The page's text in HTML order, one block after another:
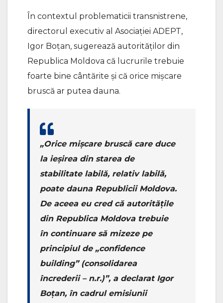
În contextul problematicii transnistrene,
directorul executiv al Asociației ADEPT,
Igor Boțan, sugerează autorităților din
Republica Moldova că lucrurile trebuie
foarte bine cântărite și că orice mișcare
bruscă ar putea dauna.
„Orice mișcare bruscă care duce
la ieșirea din starea de
stabilitate labilă, relativ labilă,
poate dauna Republicii Moldova.
De aceea eu cred că autoritățile
din Republica Moldova trebuie
în continuare să mizeze pe
principiul de „confidence
building” (consolidarea
încrederii – n.r.)”, a declarat Igor
Boțan, în cadrul emisiunii